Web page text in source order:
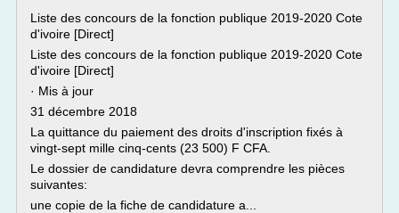
Liste des concours de la fonction publique 2019-2020 Cote
d'ivoire [Direct]
Liste des concours de la fonction publique 2019-2020 Cote
d'ivoire [Direct]
· Mis à jour
31 décembre 2018
La quittance du paiement des droits d'inscription fixés à
vingt-sept mille cinq-cents (23 500) F CFA.
Le dossier de candidature devra comprendre les pièces
suivantes:
une copie de la fiche de candidature a...